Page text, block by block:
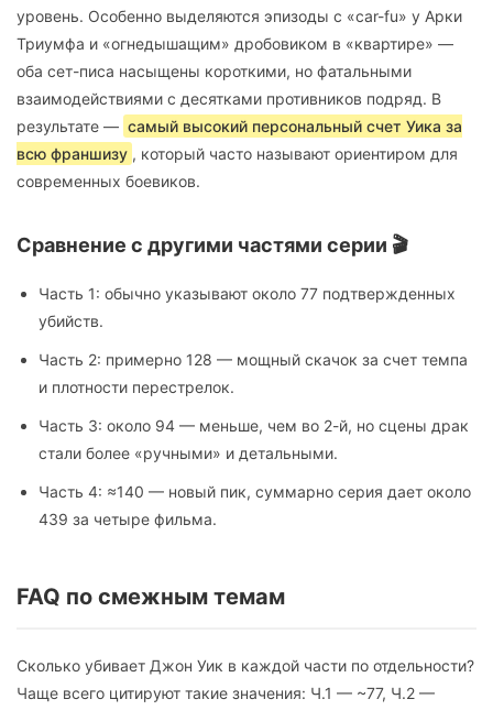
уровень. Особенно выделяются эпизоды с «car-fu» у Арки
Триумфа и «огнедышащим» дробовиком в «квартире» —
оба сет-писа насыщены короткими, но фатальными
взаимодействиями с десятками противников подряд. В
результате — самый высокий персональный счет Уика за
всю франшизу , который часто называют ориентиром для
современных боевиков.
Сравнение с другими частями серии 🎬
Часть 1: обычно указывают около 77 подтвержденных
убийств.
Часть 2: примерно 128 — мощный скачок за счет темпа
и плотности перестрелок.
Часть 3: около 94 — меньше, чем во 2-й, но сцены драк
стали более «ручными» и детальными.
Часть 4: ≈140 — новый пик, суммарно серия дает около
439 за четыре фильма.
FAQ по смежным темам
Сколько убивает Джон Уик в каждой части по отдельности?
Чаще всего цитируют такие значения: Ч.1 — ~77, Ч.2 —